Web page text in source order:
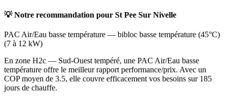
💡 Notre recommandation pour St Pee Sur Nivelle
PAC Air/Eau basse température — bibloc basse température (45°C)
(7 à 12 kW)
En zone H2c — Sud-Ouest tempéré, une PAC Air/Eau basse
température offre le meilleur rapport performance/prix. Avec un
COP moyen de 3.5, elle couvre efficacement vos besoins sur 185
jours de chauffe.